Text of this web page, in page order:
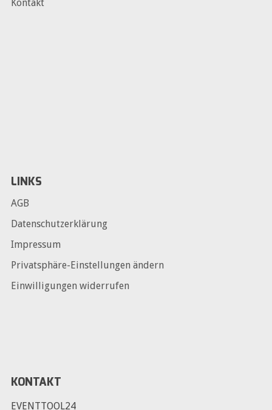
Kontakt
LINKS
AGB
Datenschutzerklärung
Impressum
Privatsphäre-Einstellungen ändern
Einwilligungen widerrufen
KONTAKT
EVENTTOOL24